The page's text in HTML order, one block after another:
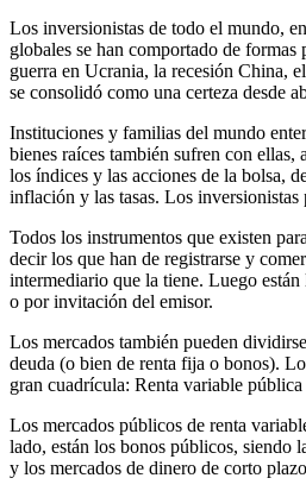
Los inversionistas de todo el mundo,
globales se han comportado de formas
guerra en Ucrania, la recesión China,
se consolidó como una certeza desde
Instituciones y familias del mundo
bienes raíces también sufren con
los índices y las acciones de la bolsa,
inflación y las tasas. Los inversionistas
Todos los instrumentos que existen
decir los que han de registrarse y
intermediario que la tiene. Luego
o por invitación del emisor.
Los mercados también pueden
deuda (o bien de renta fija o bonos).
gran cuadrícula: Renta variable
Los mercados públicos de renta
lado, están los bonos públicos, siendo
y los mercados de dinero de corto